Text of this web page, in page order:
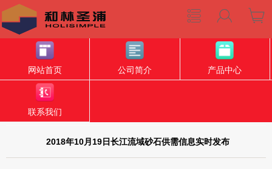
网站首页 公司简介 产品中心
联系我们
2018年10月19日长江流域砂石供需信息实时发布